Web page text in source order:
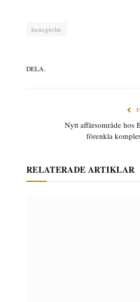
hansgrohe
DELA.
Nytt affärsområde hos
förenkla
RELATERADE ARTIKLAR